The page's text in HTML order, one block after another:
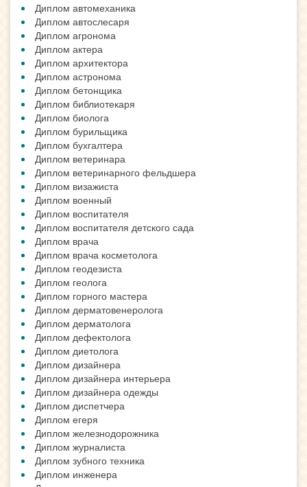
Диплом автомеханика
Диплом автослесаря
Диплом агронома
Диплом актера
Диплом архитектора
Диплом астронома
Диплом бетонщика
Диплом библиотекаря
Диплом биолога
Диплом бурильщика
Диплом бухгалтера
Диплом ветеринара
Диплом ветеринарного фельдшера
Диплом визажиста
Диплом военный
Диплом воспитателя
Диплом воспитателя детского сада
Диплом врача
Диплом врача косметолога
Диплом геодезиста
Диплом геолога
Диплом горного мастера
Диплом дерматовенеролога
Диплом дерматолога
Диплом дефектолога
Диплом диетолога
Диплом дизайнера
Диплом дизайнера интерьера
Диплом дизайнера одежды
Диплом диспетчера
Диплом егеря
Диплом железнодорожника
Диплом журналиста
Диплом зубного техника
Диплом инженера